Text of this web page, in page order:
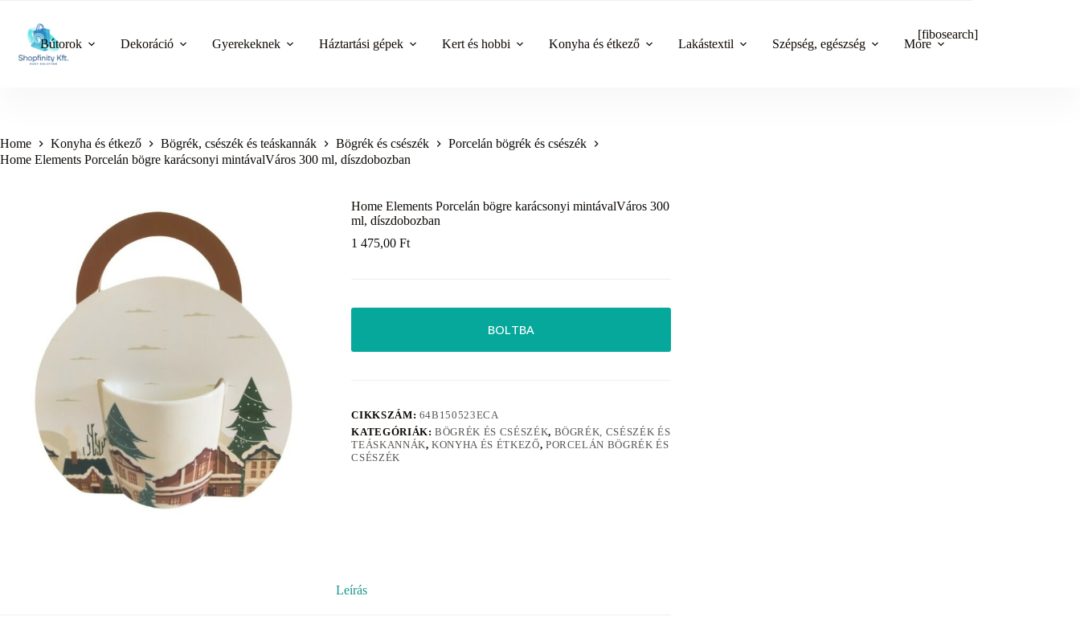
content
Bútorok Dekoráció Gyerekeknek Háztartási gépek Kert és hobbi Konyha és étkező Lakástextil Szépség, egészség More
[fibosearch]
Home Konyha és étkező Bögrék, csészék és teáskannák Bögrék és csészék
Porcelán bögrék és csészék
Home Elements Porcelán bögre karácsonyi mintávalVáros 300 ml, díszdobozban
Home Elements Porcelán bögre karácsonyi mintávalVáros 300
ml, díszdobozban
1 475,00Ft
BOLTBA
CIKKSZÁM: 64B150523ECA
KATEGÓRIÁK:BÖGRÉK ÉS CSÉSZÉK, BÖGRÉK, CSÉSZÉK ÉS
TEÁSKANNÁK,KONYHA ÉS ÉTKEZŐ, PORCELÁN BÖGRÉK ÉS
CSÉSZÉK
Leírás